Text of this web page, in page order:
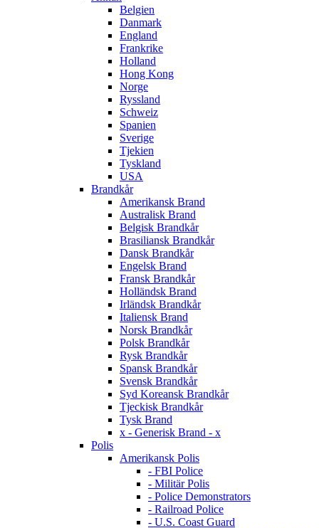
Belgien
Danmark
England
Frankrike
Holland
Hong Kong
Norge
Ryssland
Schweiz
Spanien
Sverige
Tjekien
Tyskland
USA
Brandkår
Amerikansk Brand
Australisk Brand
Belgisk Brandkår
Brasiliansk Brandkår
Dansk Brandkår
Engelsk Brand
Fransk Brandkår
Holländsk Brand
Irländsk Brandkår
Italiensk Brand
Norsk Brandkår
Polsk Brandkår
Rysk Brandkår
Spansk Brandkår
Svensk Brandkår
Syd Koreansk Brandkår
Tjeckisk Brandkår
Tysk Brand
x - Generisk Brand - x
Polis
Amerikansk Polis
- FBI Police
- Militär Polis
- Police Demonstrators
- Railroad Police
- U.S. Coast Guard